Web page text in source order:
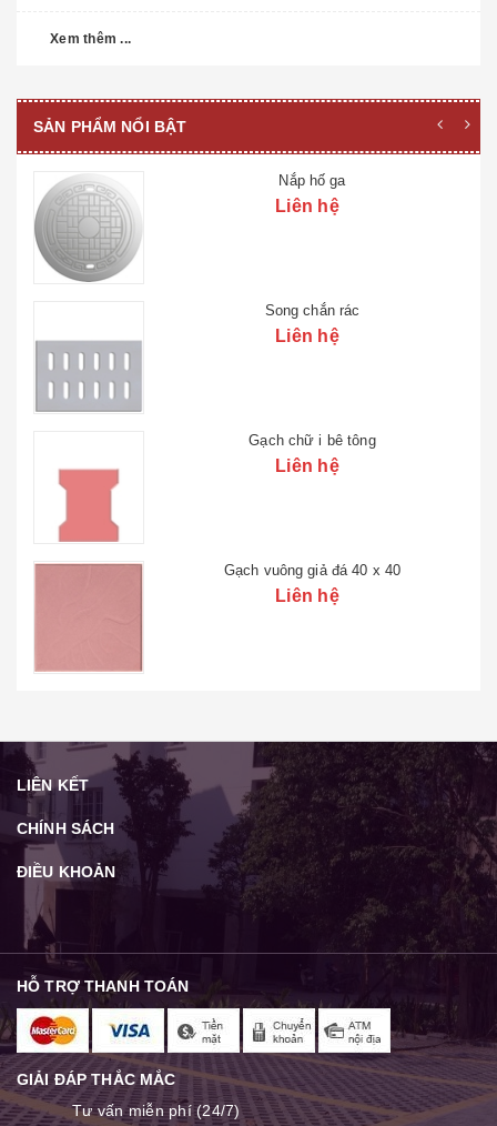
Xem thêm ...
SẢN PHẨM NỔI BẬT
Gạch granite vuông nghệ thuật
Liên hệ
Gạch sao mặt sỏi
Liên hệ
Gạch cho người khiếm thị
Liên hệ
Gạch chữ nhật 15x30x5
Liên hệ
LIÊN KẾT
CHÍNH SÁCH
ĐIỀU KHOẢN
HỖ TRỢ THANH TOÁN
GIẢI ĐÁP THẮC MẮC
Tư vấn miễn phí (24/7)